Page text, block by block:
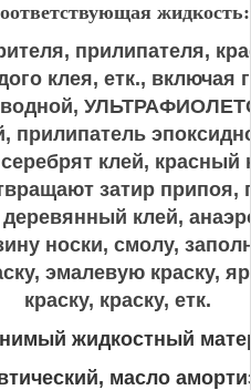
жидкость:
прилипателя,
клея, етк., включая
прилипатель
клей, красный
затир припоя,
клей,
носки, смолу,
эмалевую краску,
краску, краску, етк.
жидкостный
масло